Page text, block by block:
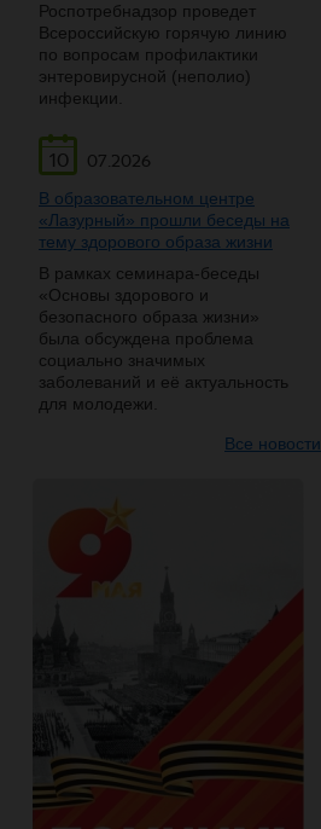
Роспотребнадзор проведет
Всероссийскую горячую линию
по вопросам профилактики
энтеровирусной (неполио)
инфекции.
10
07.2026
В образовательном центре
«Лазурный» прошли беседы на
тему здорового образа жизни
В рамках семинара-беседы
«Основы здорового и
безопасного образа жизни»
была обсуждена проблема
социально значимых
заболеваний и её актуальность
для молодежи.
Все новости